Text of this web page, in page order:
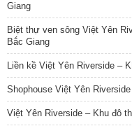
Giang
Biệt thự ven sông Việt Yên
Bắc Giang
Liền kề Việt Yên Riverside –
Shophouse Việt Yên
Việt Yên Riverside – Khu đô